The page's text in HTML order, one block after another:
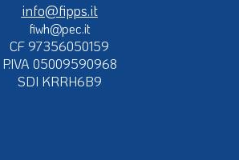
info@fipps.it
fiwh@pec.it
CF 97356050159
P.IVA 05009590968
SDI KRRH6B9